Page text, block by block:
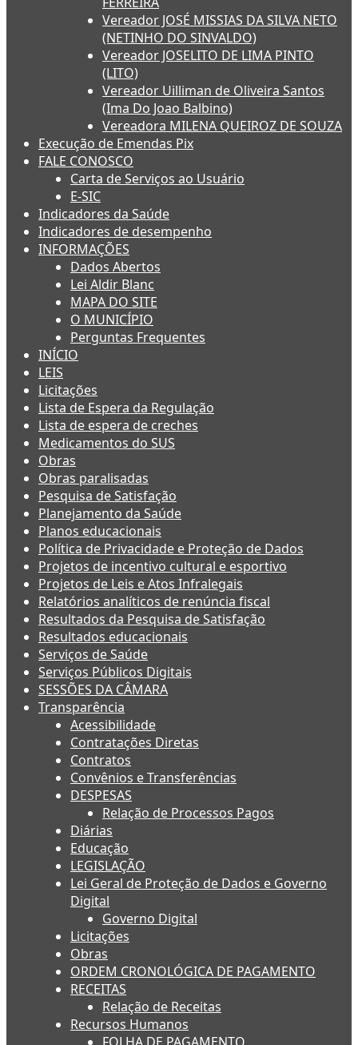
Vereador JOSÉ MISSIAS DA SILVA NETO
(NETINHO DO SINVALDO)
Vereador JOSELITO DE LIMA PINTO
(LITO)
Vereador Uilliman de Oliveira Santos
(Ima Do Joao Balbino)
Vereadora MILENA QUEIROZ DE SOUZA
Execução de Emendas Pix
FALE CONOSCO
Carta de Serviços ao Usuário
E-SIC
Indicadores da Saúde
Indicadores de desempenho
INFORMAÇÕES
Dados Abertos
Lei Aldir Blanc
MAPA DO SITE
O MUNICÍPIO
Perguntas Frequentes
INÍCIO
LEIS
Licitações
Lista de Espera da Regulação
Lista de espera de creches
Medicamentos do SUS
Obras
Obras paralisadas
Pesquisa de Satisfação
Planejamento da Saúde
Planos educacionais
Política de Privacidade e Proteção de Dados
Projetos de incentivo cultural e esportivo
Projetos de Leis e Atos Infralegais
Relatórios analíticos de renúncia fiscal
Resultados da Pesquisa de Satisfação
Resultados educacionais
Serviços de Saúde
Serviços Públicos Digitais
SESSÕES DA CÂMARA
Transparência
Acessibilidade
Contratações Diretas
Contratos
Convênios e Transferências
DESPESAS
Relação de Processos Pagos
Diárias
Educação
LEGISLAÇÃO
Lei Geral de Proteção de Dados e Governo
Digital
Governo Digital
Licitações
Obras
ORDEM CRONOLÓGICA DE PAGAMENTO
RECEITAS
Relação de Receitas
Recursos Humanos